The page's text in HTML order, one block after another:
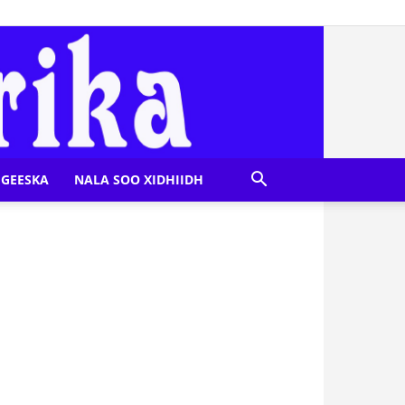
NALA SOO XIDHIIDH